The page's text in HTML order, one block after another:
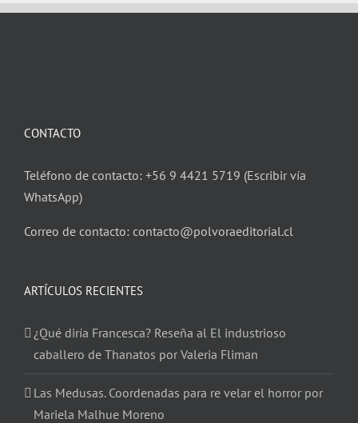
CONTACTO
Teléfono de contacto: +56 9 4421 5719 (Escribir vía
WhatsApp)
Correo de contacto: contacto@polvoraeditorial.cl
ARTÍCULOS RECIENTES
¿Qué diría Francesca? Reseña al El industrioso
caballero de Thanatos por Valeria Fliman
Las Medusas. Coordenadas para re velar el horror por
Mariela Malhue Moreno